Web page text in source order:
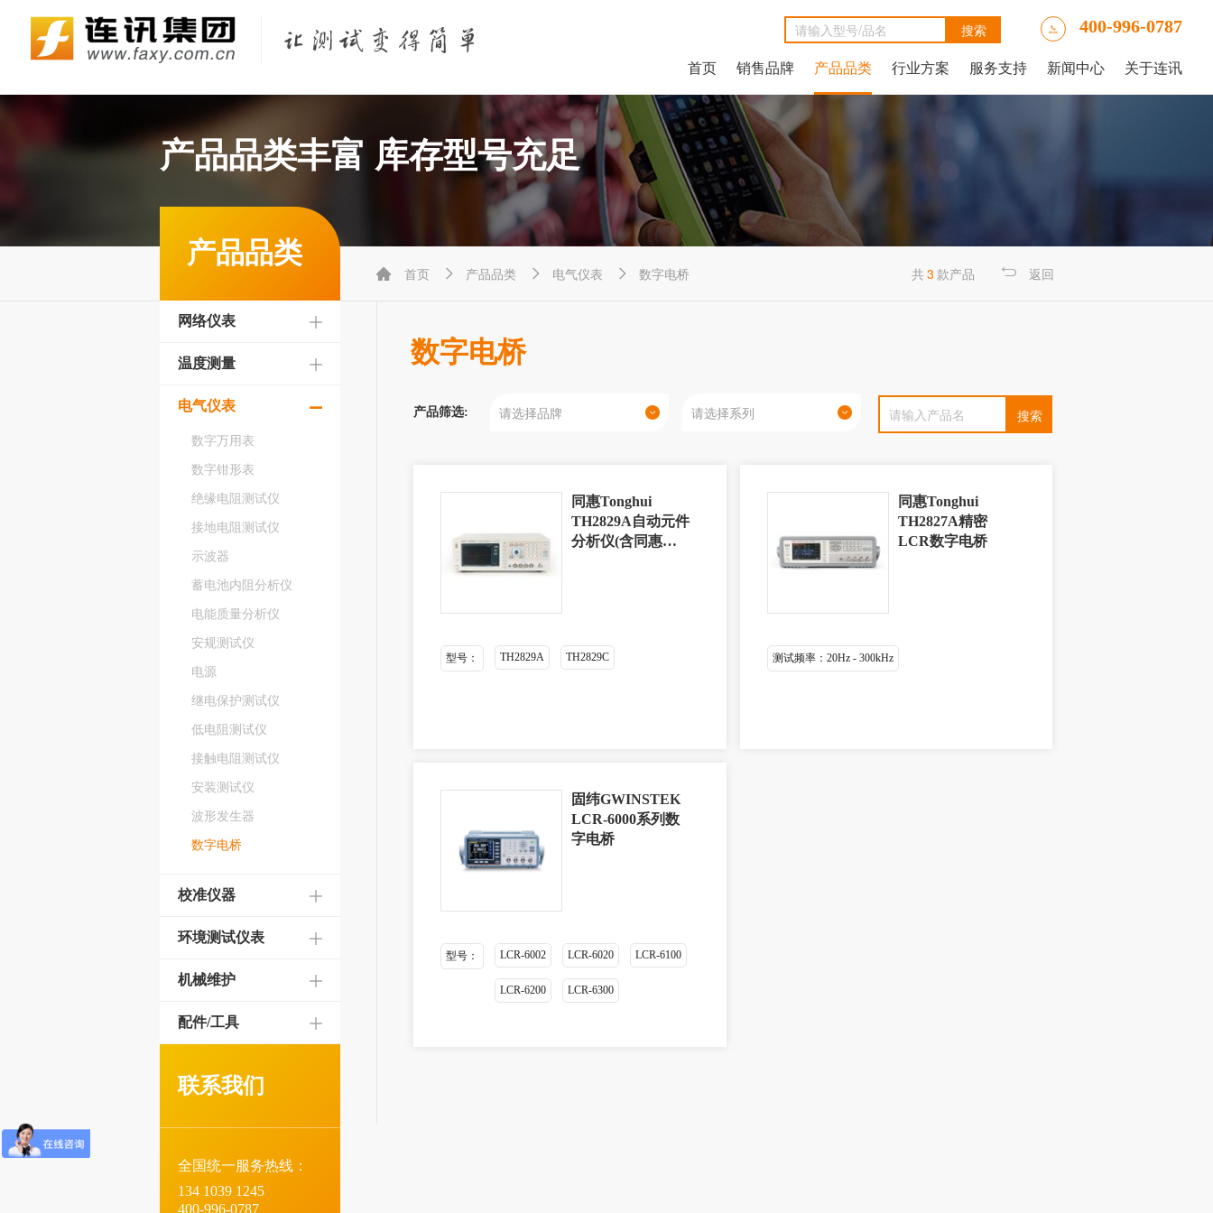
400-996-0787
首页 销售品牌 产品品类 行业方案 服务支持 新闻中心 关于连讯
产品品类丰富 库存型号充足
 首页  产品品类  电气仪表  数字电桥 共3 款产品 返回
产品品类
网络仪表
温度测量
电气仪表
数字万用表
数字钳形表
绝缘电阻测试仪
接地电阻测试仪
示波器
蓄电池内阻分析仪
电能质量分析仪
安规测试仪
电源
继电保护测试仪
低电阻测试仪
接触电阻测试仪
安装测试仪
波形发生器
数字电桥
校准仪器
环境测试仪表
机械维护
配件/工具
联系我们
全国统一服务热线：
134 1039 1245
400-996-0787
数字电桥
产品筛选:
同惠Tonghui
TH2829A自动元件
分析仪(含同惠
型号： TH2829A TH2829C
同惠Tonghui
TH2827A精密
LCR数字电桥
测试频率：20Hz - 300kHz
固纬GWINSTEK
LCR-6000系列数
字电桥
型号： LCR-6002 LCR-6020 LCR-6100
LCR-6200 LCR-6300